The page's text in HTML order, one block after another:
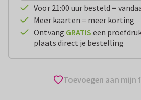
Voor 21:00 uur besteld =
Meer kaarten = meer korting
Ontvang GRATIS een
plaats direct je bestelling
Toevoegen aan mijn